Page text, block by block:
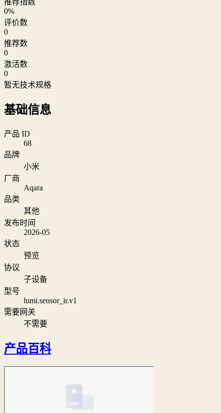
推荐指数
0%
评价数
0
推荐数
0
激活数
0
暂无技术规格
基础信息
产品 ID
68
品牌
小米
厂商
Aqara
品类
其他
发布时间
2026-05
状态
预览
协议
子设备
型号
lumi.sensor_ir.v1
需要网关
不需要
产品百科